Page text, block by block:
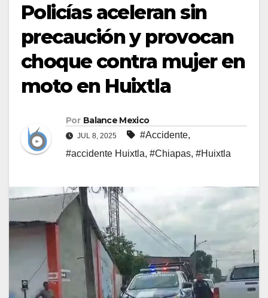
Policías aceleran sin
precaución y provocan
choque contra mujer en
moto en Huixtla
Por Balance Mexico
JUL 8, 2025 #Accidente,
#accidente Huixtla, #Chiapas, #Huixtla